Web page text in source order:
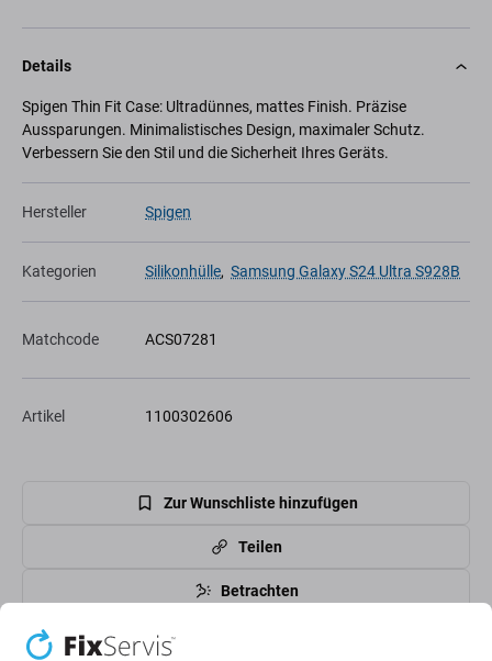
Details
Spigen Thin Fit Case: Ultradünnes, mattes Finish. Präzise
Aussparungen. Minimalistisches Design, maximaler Schutz.
Verbessern Sie den Stil und die Sicherheit Ihres Geräts.
Hersteller Spigen
Kategorien Silikonhülle, Samsung Galaxy S24 Ultra S928B
Matchcode ACS07281
Artikel 1100302606
Zur Wunschliste hinzufügen
Teilen
Betrachten